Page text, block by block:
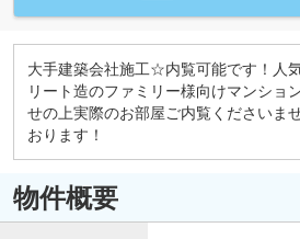
大手建築会社施工☆内覧可能です！人
リート造のファミリー様向けマンショ
せの上実際のお部屋ご内覧くださいま
おります！
物件概要